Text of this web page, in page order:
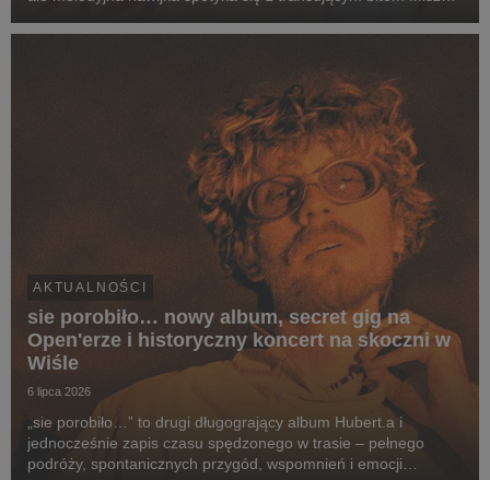
wyraźnego dropu, prowadzi nas w progre...
AKTUALNOŚCI
sie porobiło… nowy album, secret gig na
Open'erze i historyczny koncert na skoczni w
Wiśle
6 lipca 2026
„sie porobiło…” to drugi długogrający album Hubert.a i
jednocześnie zapis czasu spędzonego w trasie – pełnego
podróży, spontanicznych przygód, wspomnień i emocji